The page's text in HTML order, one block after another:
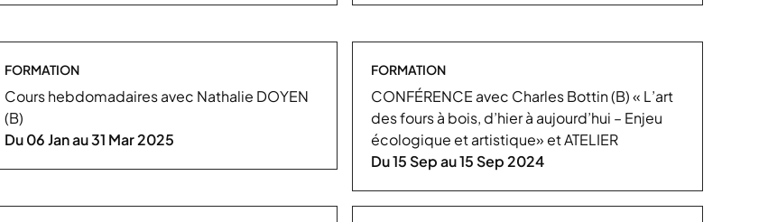
FORMATION
Cours hebdomadaires avec Nathalie DOYEN
(B)
Du 06 Jan au 31 Mar 2025
FORMATION
CONFÉRENCE avec Charles Bottin (B) « L’art
des fours à bois, d’hier à aujourd’hui – Enjeu
écologique et artistique» et ATELIER
Du 15 Sep au 15 Sep 2024